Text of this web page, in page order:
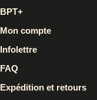
BPT+
Mon compte
Infolettre
FAQ
Expédition et retours